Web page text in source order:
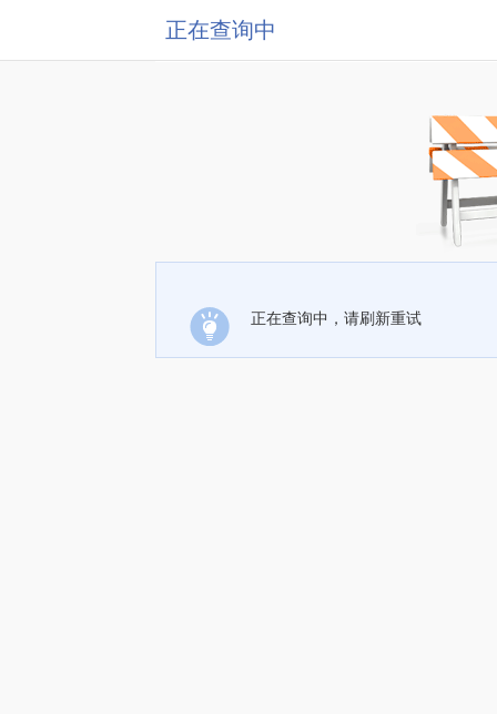
正在查询中
正在查询中，请刷新重试